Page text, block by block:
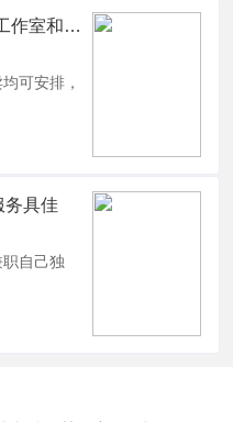
全国一二线城市高端cos外围工作室和外卖
可安排，
务具佳
自己独